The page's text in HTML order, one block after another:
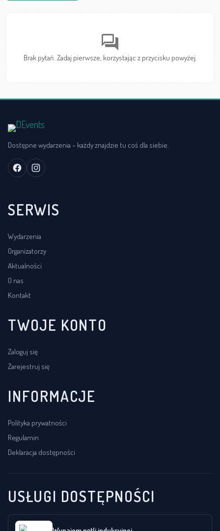
forum
Brak pytań. Zadaj pierwsze, korzystając z przycisku powyżej.
Dostępne wydarzenia – każdy znajdzie tu coś dla siebie.
SERWIS
Wydarzenia
Organizatorzy
Aktualności
O nas
Kontakt
TWOJE KONTO
Zaloguj się
Zarejestruj się
INFORMACJE
Polityka prywatności
Regulamin
Deklaracja dostępności
USŁUGI DOSTĘPNOŚCI